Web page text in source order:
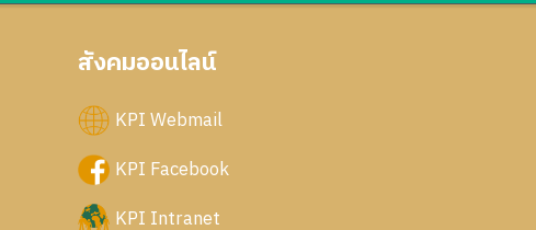
สังคมออนไลน์
KPI Webmail
KPI Facebook
KPI Intranet